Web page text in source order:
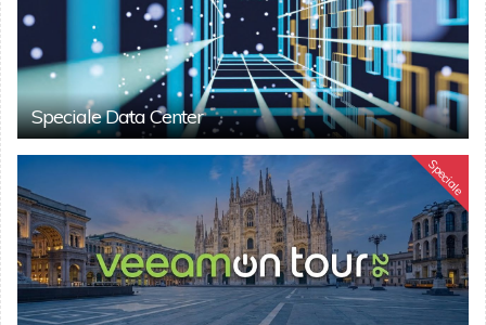
Speciale Data Center
Speciale